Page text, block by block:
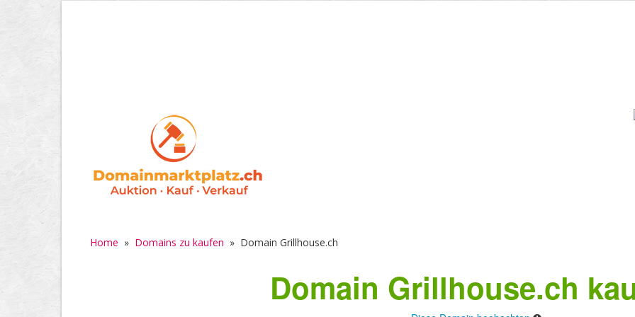
Home » Domains zu kaufen » Domain Grillhouse.ch
Domain Grillhouse.ch